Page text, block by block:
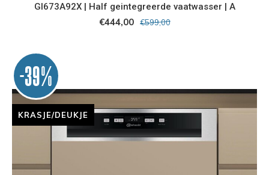
GI673A92X | Half geintegreerde vaatwasser | A
€444,00 €599,00
-39%
KRASJE/DEUKJE